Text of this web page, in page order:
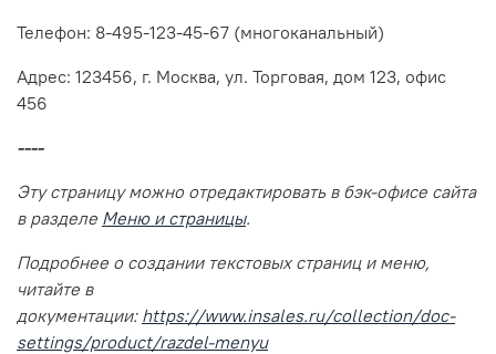
Телефон: 8-495-123-45-67 (многоканальный)
Адрес: 123456, г. Москва, ул. Торговая, дом 123, офис
456
----
Эту страницу можно отредактировать в бэк-офисе сайта
в разделе Меню и страницы.
Подробнее о создании текстовых страниц и меню,
читайте в
документации: https://www.insales.ru/collection/doc-
settings/product/razdel-menyu